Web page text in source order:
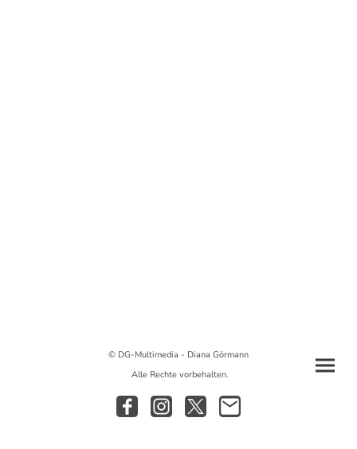
© DG-Multimedia - Diana Görmann
Alle Rechte vorbehalten.